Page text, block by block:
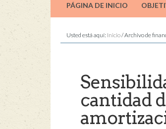
PÁGINA DE INICIO
Usted está aquí: Inicio/Archivo de
cantidad